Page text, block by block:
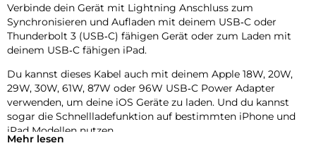
Verbinde dein Gerät mit Lightning Anschluss zum
Synchronisieren und Aufladen mit deinem USB‑C oder
Thunderbolt 3 (USB‑C) fähigen Gerät oder zum Laden mit
deinem USB‑C fähigen iPad.
Du kannst dieses Kabel auch mit deinem Apple 18W, 20W,
29W, 30W, 61W, 87W oder 96W USB‑C Power Adapter
verwenden, um deine iOS Geräte zu laden. Und du kannst
sogar die Schnellladefunktion auf bestimmten iPhone und
iPad Modellen nutzen.
Mehr lesen